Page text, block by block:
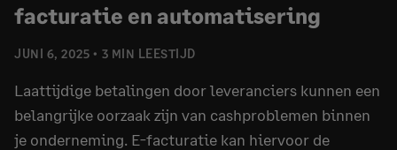
JUNI 6, 2025 3 MIN LEESTIJD
facturatie en automatisering
Laattijdige betalingen door leveranciers kunnen een
belangrijke oorzaak zijn van cashproblemen binnen
je onderneming. E-facturatie kan hiervoor de